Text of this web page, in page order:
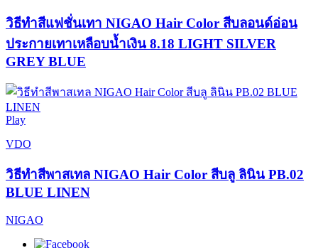
วิธีทำสีแฟชั่นเทา NIGAO Hair Color สีบลอนด์อ่อน
ประกายเทาเหลือบน้ำเงิน 8.18 LIGHT SILVER
GREY BLUE
Play
VDO
วิธีทำสีพาสเทล NIGAO Hair Color สีบลู ลินิน PB.02
BLUE LINEN
NIGAO